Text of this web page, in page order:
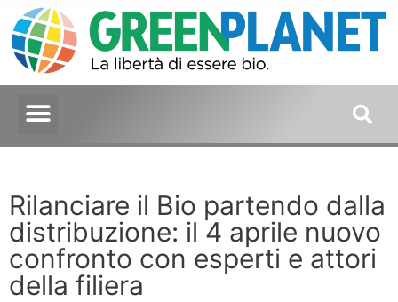
Rilanciare il Bio partendo dalla
distribuzione: il 4 aprile nuovo
confronto con esperti e attori
della filiera